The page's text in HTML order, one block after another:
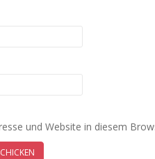
und Website in diesem